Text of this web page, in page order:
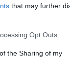
that may further
Opt Outs
the Sharing of my
a
fehéredési
a bérekre